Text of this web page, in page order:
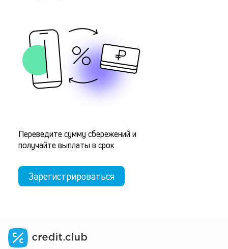
Переведите сумму сбережений и
получайте выплаты в срок
Зарегистрироваться